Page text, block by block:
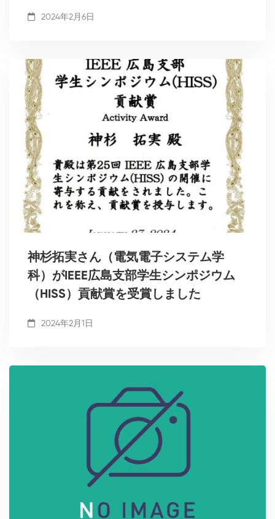
2024年2月6日
神杉拓実さん（電気電子システム学
科）がIEEE広島支部学生シンポジウム
（HISS）貢献賞を受賞しました
2024年2月1日